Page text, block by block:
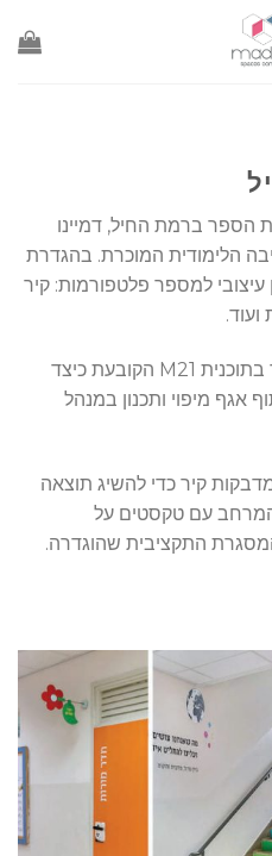
הספר ברמת החיל, דמיינו
הלימודית המוכרת. בהגדרת
למספר פלטפורמות: קיר
למדנו את הנחיות משרד החינוך בתוכנית M21 הקובעת כיצד
מיפוי ותכנון במנהל
קיר כדי להשיג תוצאה
עם טקסטים על
התקציבית שהוגדרה.